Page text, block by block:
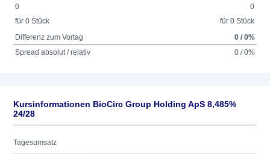
0
für 0 Stück
0
für 0 Stück
Differenz zum Vortag
0 / 0%
Spread absolut / relativ
0 / 0%
Kursinformationen BioCirc Group Holding ApS 8,485%
24/28
Tagesumsatz